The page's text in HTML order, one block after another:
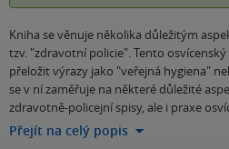
Kniha se věnuje několika důležitým
tzv. "zdravotní policie". Tento
přeložit výrazy jako "veřejná hygiena"
se v ní zaměřuje na některé důležité
zdravotně-policejní spisy, ale i praxe
Přejít na celý popis